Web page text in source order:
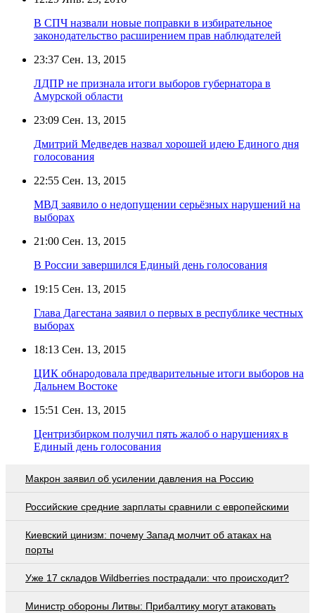
В СПЧ назвали новые поправки в избирательное
законодательство расширением прав наблюдателей
23:37 Сен. 13, 2015
ЛДПР не признала итоги выборов губернатора в
Амурской области
23:09 Сен. 13, 2015
Дмитрий Медведев назвал хорошей идею Единого дня
голосования
22:55 Сен. 13, 2015
МВД заявило о недопущении серьёзных нарушений на
выборах
21:00 Сен. 13, 2015
В России завершился Единый день голосования
19:15 Сен. 13, 2015
Глава Дагестана заявил о первых в республике честных
выборах
18:13 Сен. 13, 2015
ЦИК обнародовала предварительные итоги выборов на
Дальнем Востоке
15:51 Сен. 13, 2015
Центризбирком получил пять жалоб о нарушениях в
Единый день голосования
Макрон заявил об усилении давления на Россию
Российские средние зарплаты сравнили с европейскими
Киевский цинизм: почему Запад молчит об атаках на
порты
Уже 17 складов Wildberries пострадали: что происходит?
Министр обороны Литвы: Прибалтику могут атаковать